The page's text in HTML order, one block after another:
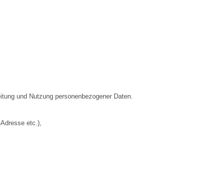
und Nutzung personenbezogener Daten.
etc.),